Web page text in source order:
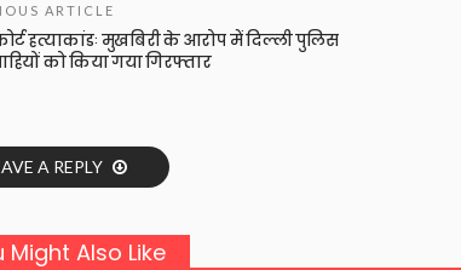
ARTICLE
हत्याकांडः मुखबिरी के आरोप में दिल्ली पुलिस
को किया गया गिरफ्तार
A REPLY
Might Also Like